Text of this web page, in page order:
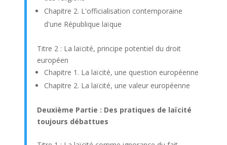
Chapitre 2. L'officialisation contemporaine
d'une République laïque
Titre 2 : La laïcité, principe potentiel du droit
européen
Chapitre 1. La laïcité, une question européenne
Chapitre 2. La laïcité, une valeur européenne
Deuxième Partie : Des pratiques de laïcité
toujours débattues